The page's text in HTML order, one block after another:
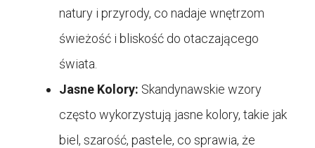
natury i przyrody, co nadaje wnętrzom
świeżość i bliskość do otaczającego
świata.
Jasne Kolory: Skandynawskie wzory
często wykorzystują jasne kolory, takie jak
biel, szarość, pastele, co sprawia, że